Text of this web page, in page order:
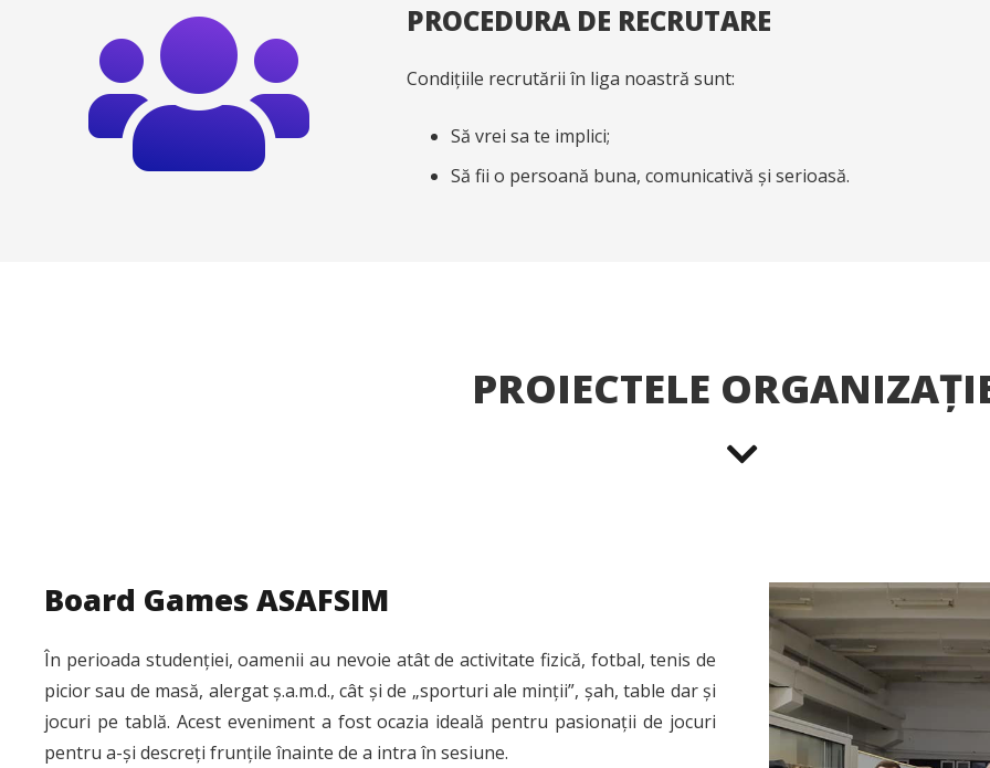
PROCEDURA DE RECRUTARE
Condițiile recrutării în liga noastră sunt:
Să vrei sa te implici;
Să fii o persoană buna, comunicativă și serioasă.
PROIECTELE
Board Games ASAFSIM
În perioada studenției, oamenii au nevoie atât de activitate fizică, fotbal, tenis de
picior sau de masă, alergat ș.a.m.d., cât și de „sporturi ale minții”, șah, table dar și
jocuri pe tablă. Acest eveniment a fost ocazia ideală pentru pasionații de jocuri
pentru a-și descreți frunțile înainte de a intra în sesiune.